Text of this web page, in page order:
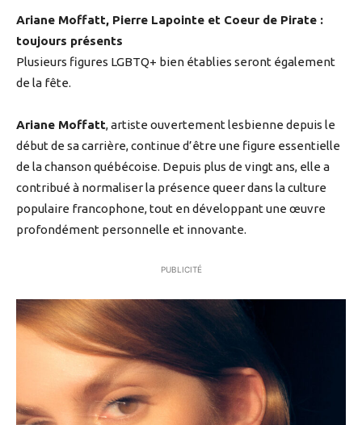
Ariane Moffatt, Pierre Lapointe et Coeur de Pirate :
toujours présents
Plusieurs figures LGBTQ+ bien établies seront également
de la fête.
Ariane Moffatt, artiste ouvertement lesbienne depuis le
début de sa carrière, continue d’être une figure essentielle
de la chanson québécoise. Depuis plus de vingt ans, elle a
contribué à normaliser la présence queer dans la culture
populaire francophone, tout en développant une œuvre
profondément personnelle et innovante.
PUBLICITÉ